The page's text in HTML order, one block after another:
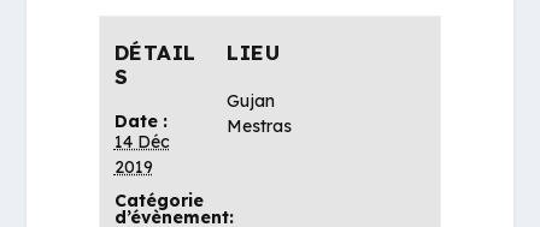
DÉTAIL
S
Date :
14 Déc
2019
Catégorie
d’évènement:
LIEU
Gujan
Mestras